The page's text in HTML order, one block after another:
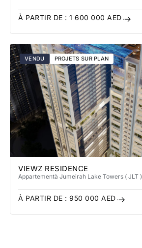
À PARTIR DE : 1 600 000 AED
VENDU PROJETS SUR PLAN
VIEWZ RESIDENCE
Appartementà Jumeirah Lake Towers​ ( JLT )
À PARTIR DE : 950 000 AED